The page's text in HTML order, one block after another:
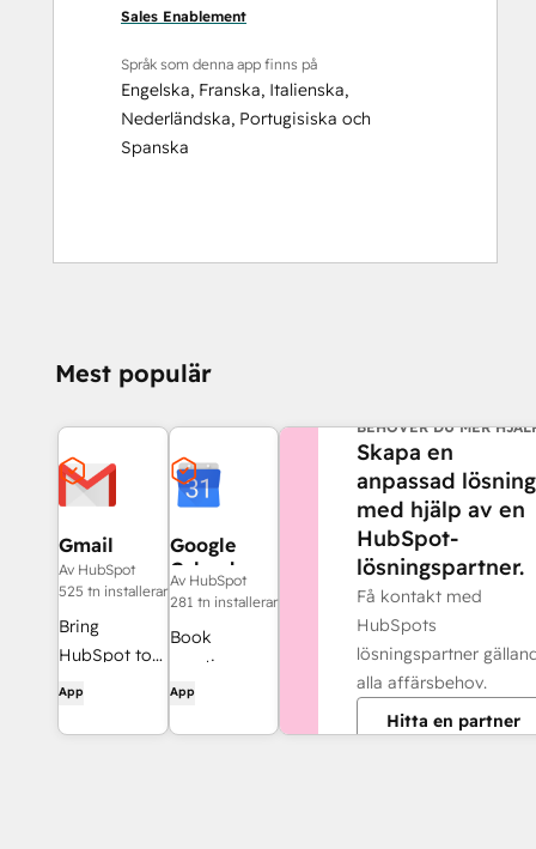
Sales Enablement
Språk som denna app finns på
Engelska, Franska, Italienska,
Nederländska, Portugisiska och
Spanska
Mest populär
Gmail
Av HubSpot
525 tn installerar
Bring
HubSpot to
your inbox
HubSpot
App
Google
Calendar
Av HubSpot
281 tn installerar
Book
meetings
quickly and
App
BEHÖVER DU MER
Skapa en
anpassad lösning
med hjälp av en
HubSpot-
lösningspartner.
Få kontakt med
HubSpots
lösningspartner
alla affärsbehov.
Hitta en partner